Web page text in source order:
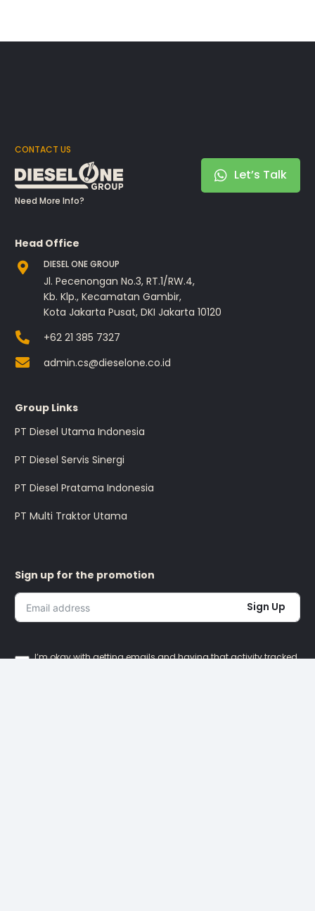
CONTACT US
Need More Info?
Let’s Talk
Head Office
DIESEL ONE GROUP
Jl. Pecenongan No.3, RT.1/RW.4,
Kb. Klp., Kecamatan Gambir,
Kota Jakarta Pusat, DKI Jakarta 10120
+62 21 385 7327
admin.cs@dieselone.co.id
Group Links
PT Diesel Utama Indonesia
PT Diesel Servis Sinergi
PT Diesel Pratama Indonesia
PT Multi Traktor Utama
Sign up for the promotion
Sign Up
I’m okay with getting emails and having that activity tracked